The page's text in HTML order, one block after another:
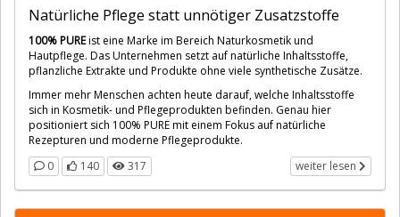
Natürliche Pflege statt unnötiger Zusatzstoffe
100% PUREist eine Marke im Bereich Naturkosmetik und
Hautpflege. Das Unternehmen setzt auf natürliche Inhaltsstoffe,
pflanzliche Extrakte und Produkte ohne viele synthetische Zusätze.
Immer mehr Menschen achten heute darauf, welche Inhaltsstoffe
sich in Kosmetik- und Pflegeprodukten befinden. Genau hier
positioniert sich 100% PURE mit einem Fokus auf natürliche
Rezepturen und moderne Pflegeprodukte.
0
140 317 weiter lesen